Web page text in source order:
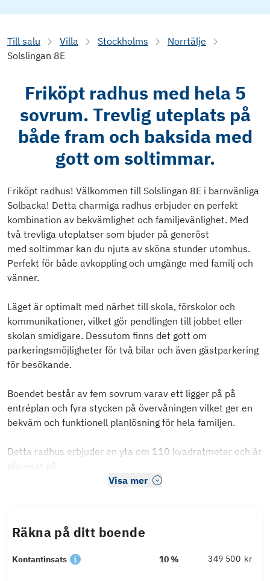
Till salu Villa Stockholms
Norrtälje
Solslingan 8E
Friköpt radhus med hela 5
sovrum. Trevlig uteplats på
både fram och baksida med
gott om soltimmar.
Friköpt radhus! Välkommen till Solslingan 8E i barnvänliga
Solbacka! Detta charmiga radhus erbjuder en perfekt
kombination av bekvämlighet och familjevänlighet. Med
två trevliga uteplatser som bjuder på generöst
med soltimmar kan du njuta av sköna stunder utomhus.
Perfekt för både avkoppling och umgänge med familj och
vänner.
Läget är optimalt med närhet till skola, förskolor och
kommunikationer, vilket gör pendlingen till jobbet eller
skolan smidigare. Dessutom finns det gott om
parkeringsmöjligheter för två bilar och även gästparkering
för besökande.
Boendet består av fem sovrum varav ett ligger på på
entréplan och fyra stycken på övervåningen vilket ger en
bekväm och funktionell planlösning för hela familjen.
Detta radhus erbjuder en yta om 110 kvadratmeter och är
placerat på
Visa mer
Räkna på ditt boende
Kontantinsats 10 % kr